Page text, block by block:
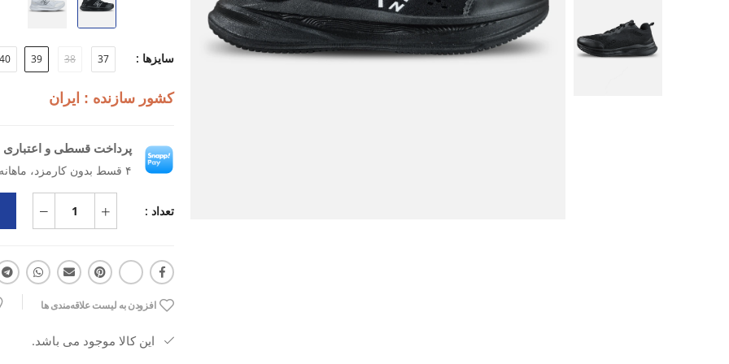
مناسبی ایجاد می‌کند و برای
قابل‌اعتماد است که می‌توانید آن را
قالب استاندارد با فیت راحت
سایزها : 37
38
39
40
کشور سازنده : ایران
پرداخت قسطی و اعتباری
۴ قسط بدون کارمزد، ماهانه ۴۸۵٬۰۰۰ تومان
تعداد :
افزودن به لیست علاقه‌مندی ها
این کالا موجود می باشد.